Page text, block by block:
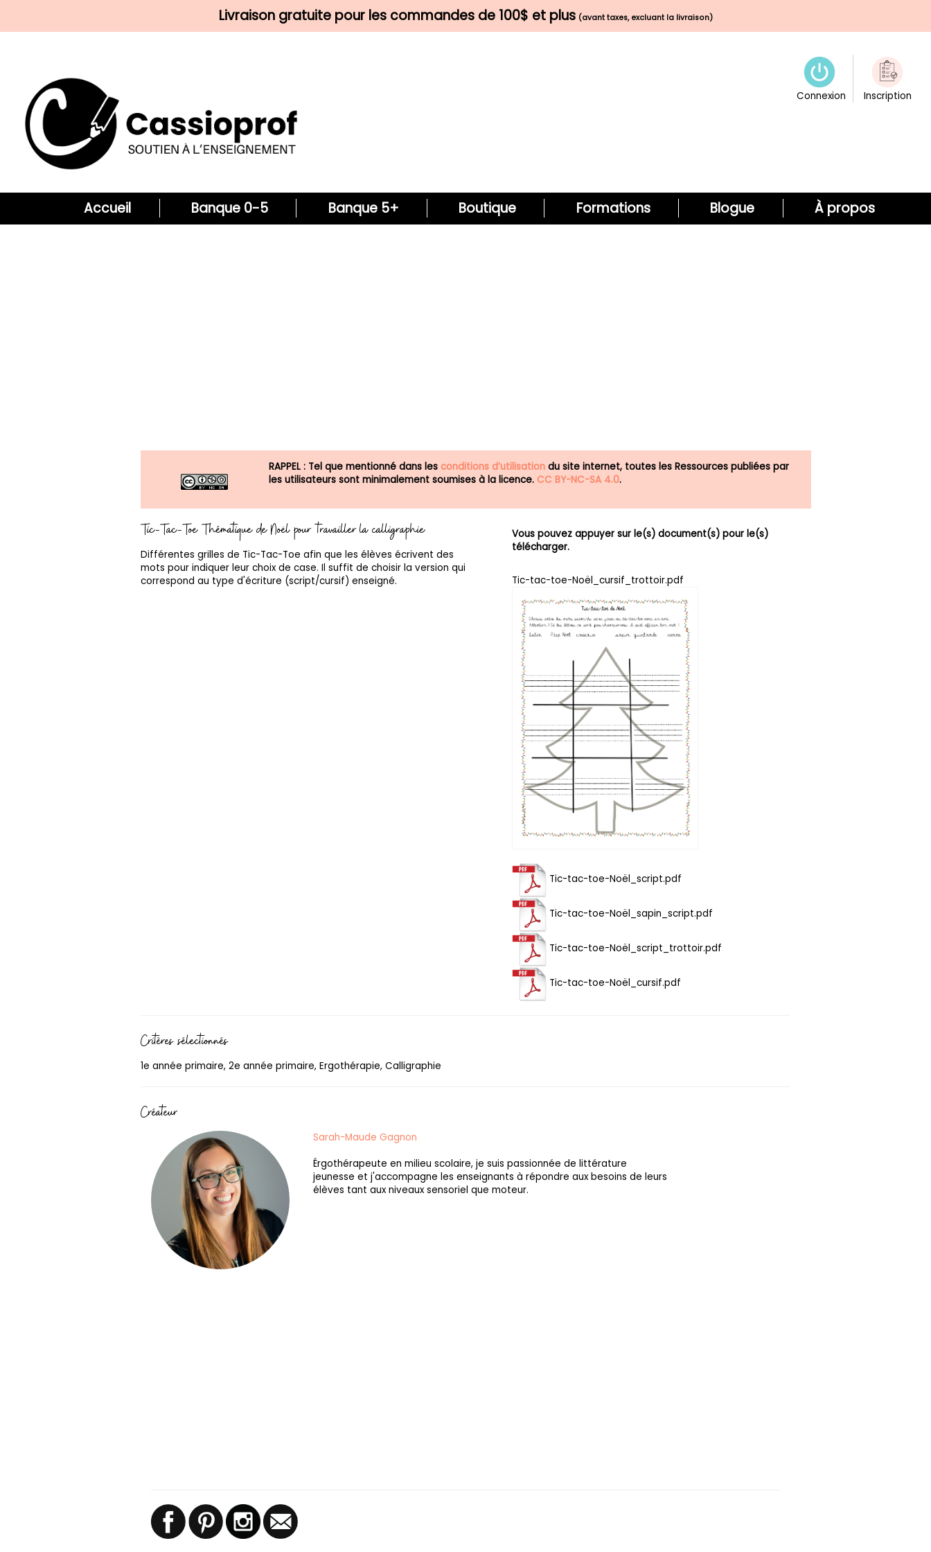
Livraison gratuite pour les commandes de 100$ et plus (avant taxes, excluant la livraison)
Connexion Inscription
Accueil Banque 0-5 Banque 5+ Boutique Formations Blogue À propos
RAPPEL : Tel que mentionné dans les conditions d’utilisation du site internet, toutes les Ressources publiées par
les utilisateurs sont minimalement soumises à la licence. CC BY-NC-SA 4.0.
Tic-Tac-Toe Thématique de Noël pour travailler la calligraphie
Différentes grilles de Tic-Tac-Toe afin que les élèves écrivent des
mots pour indiquer leur choix de case. Il suffit de choisir la version qui
correspond au type d'écriture (script/cursif) enseigné.
Vous pouvez appuyer sur le(s) document(s) pour le(s)
télécharger.
Tic-tac-toe-Noël_cursif_trottoir.pdf
Tic-tac-toe-Noël_script.pdf
Tic-tac-toe-Noël_sapin_script.pdf
Tic-tac-toe-Noël_script_trottoir.pdf
Tic-tac-toe-Noël_cursif.pdf
Critères sélectionnés
1e année primaire, 2e année primaire, Ergothérapie, Calligraphie
Créateur
Sarah-Maude Gagnon
Érgothérapeute en milieu scolaire, je suis passionnée de littérature
jeunesse et j'accompagne les enseignants à répondre aux besoins de leurs
élèves tant aux niveaux sensoriel que moteur.